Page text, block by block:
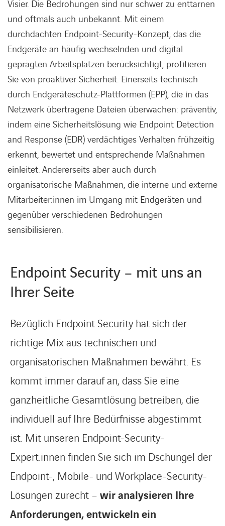
Visier. Die Bedrohungen sind nur schwer zu enttarnen
und oftmals auch unbekannt. Mit einem
durchdachten Endpoint-Security-Konzept, das die
Endgeräte an häufig wechselnden und digital
geprägten Arbeitsplätzen berücksichtigt, profitieren
Sie von proaktiver Sicherheit. Einerseits technisch
durch Endgeräteschutz-Plattformen (EPP), die in das
Netzwerk übertragene Dateien überwachen: präventiv,
indem eine Sicherheitslösung wie Endpoint Detection
and Response (EDR) verdächtiges Verhalten frühzeitig
erkennt, bewertet und entsprechende Maßnahmen
einleitet. Andererseits aber auch durch
organisatorische Maßnahmen, die interne und externe
Mitarbeiter:innen im Umgang mit Endgeräten und
gegenüber verschiedenen Bedrohungen
sensibilisieren.
Endpoint Security – mit uns an
Ihrer Seite
Bezüglich Endpoint Security hat sich der
richtige Mix aus technischen und
organisatorischen Maßnahmen bewährt. Es
kommt immer darauf an, dass Sie eine
ganzheitliche Gesamtlösung betreiben, die
individuell auf Ihre Bedürfnisse abgestimmt
ist. Mit unseren Endpoint-Security-
Expert:innen finden Sie sich im Dschungel der
Endpoint-, Mobile- und Workplace-Security-
Lösungen zurecht – wir analysieren Ihre
Anforderungen, entwickeln ein